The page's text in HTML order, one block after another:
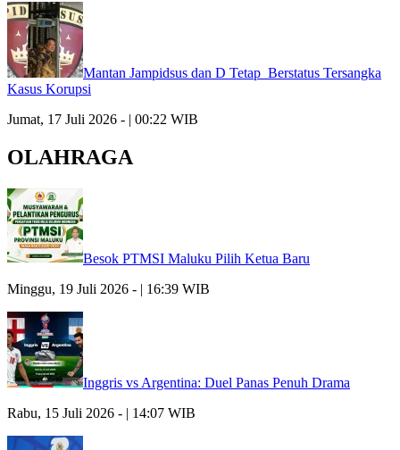
Mantan Jampidsus dan D Tetap Berstatus Tersangka
Kasus Korupsi
Jumat, 17 Juli 2026 - | 00:22 WIB
OLAHRAGA
Besok PTMSI Maluku Pilih Ketua Baru
Minggu, 19 Juli 2026 - | 16:39 WIB
Inggris vs Argentina: Duel Panas Penuh Drama
Rabu, 15 Juli 2026 - | 14:07 WIB